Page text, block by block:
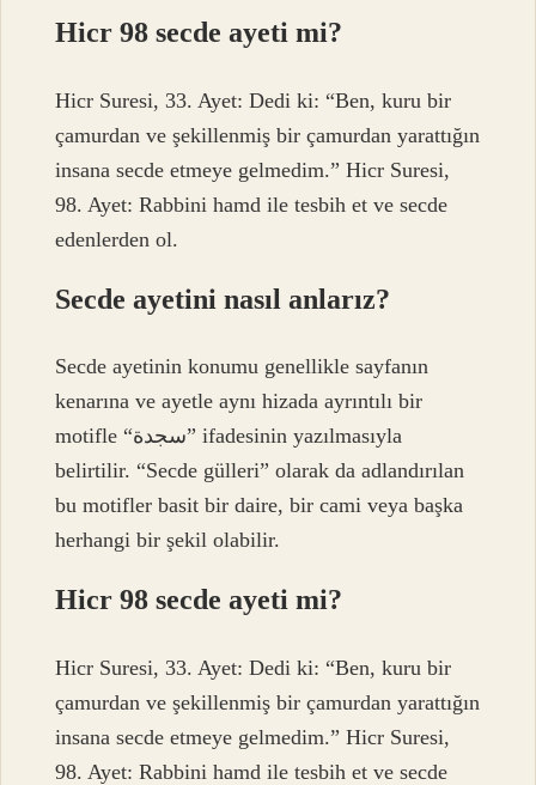
Hicr 98 secde ayeti mi?
Hicr Suresi, 33. Ayet: Dedi ki: “Ben, kuru bir
çamurdan ve şekillenmiş bir çamurdan yarattığın
insana secde etmeye gelmedim.” Hicr Suresi,
98. Ayet: Rabbini hamd ile tesbih et ve secde
edenlerden ol.
Secde ayetini nasıl anlarız?
Secde ayetinin konumu genellikle sayfanın
kenarına ve ayetle aynı hizada ayrıntılı bir
motifle “سجدة” ifadesinin yazılmasıyla
belirtilir. “Secde gülleri” olarak da adlandırılan
bu motifler basit bir daire, bir cami veya başka
herhangi bir şekil olabilir.
Hicr 98 secde ayeti mi?
Hicr Suresi, 33. Ayet: Dedi ki: “Ben, kuru bir
çamurdan ve şekillenmiş bir çamurdan yarattığın
insana secde etmeye gelmedim.” Hicr Suresi,
98. Ayet: Rabbini hamd ile tesbih et ve secde